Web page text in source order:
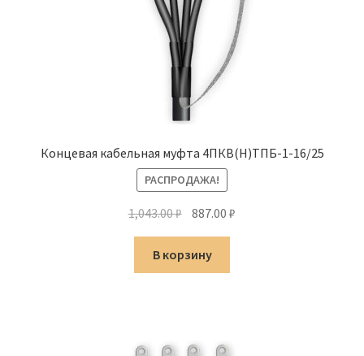
Концевая кабельная муфта 4ПКВ(Н)ТПБ-1-16/25
РАСПРОДАЖА!
1,043.00₽ Первоначальная
цена
составляла
1,043.00 ₽.
887.00₽
В корзину